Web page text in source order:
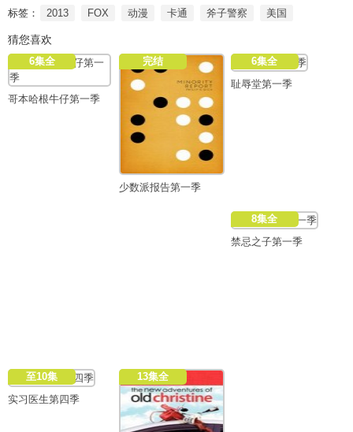
标签： 2013 FOX 动漫 卡通 斧子警察 美国
猜您喜欢
6集全
哥本哈根牛仔第一季
完结
少数派报告第一季
6集全
耻辱堂第一季
8集全
禁忌之子第一季
至10集
实习医生第四季
13集全